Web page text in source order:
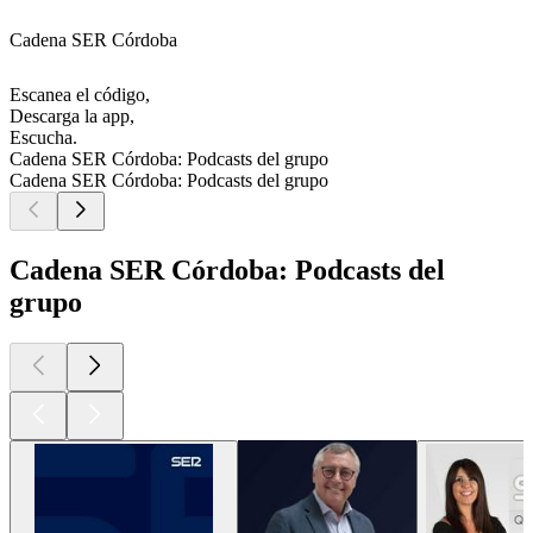
Cadena SER Córdoba
Escanea el código,
Descarga la app,
Escucha.
Cadena SER Córdoba: Podcasts del grupo
Cadena SER Córdoba: Podcasts del grupo
Cadena SER Córdoba: Podcasts del
grupo